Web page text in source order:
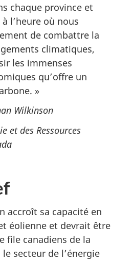
chaque province et
l’heure où nous
de combattre la
climatiques,
les immenses
qu’offre un
»
Wilkinson
et des Ressources
accroît sa capacité en
éolienne et devrait être
file canadiens de la
secteur de l’énergie